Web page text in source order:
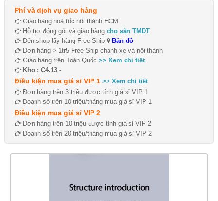
Phí và dịch vụ giao hàng
Giao hàng hoả tốc nội thành HCM
Hỗ trợ đóng gói và giao hàng cho sàn TMDT
Đến shop lấy hàng Free Ship
Bản đồ
Đơn hàng > 1tr5 Free Ship chành xe và nội thành
Giao hàng trên Toàn Quốc >> Xem chi tiết
Kho : C4.13 -
Điều kiện mua giá sỉ VIP 1 >> Xem chi tiết
Đơn hàng trên 3 triệu được tính giá sỉ VIP 1
Doanh số trên 10 triệu/tháng mua giá sỉ VIP 1
Điều kiện mua giá sỉ VIP 2
Đơn hàng trên 10 triệu được tính giá sỉ VIP 2
Doanh số trên 20 triệu/tháng mua giá sỉ VIP 2